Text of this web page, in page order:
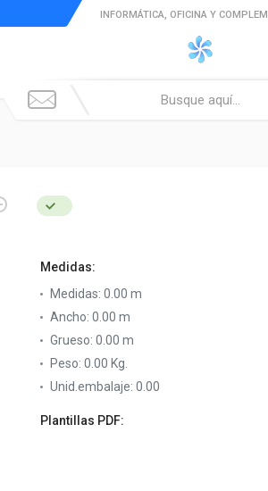
INFORMÁTICA, OFICINA Y
Medidas:
Medidas: 0.00 m
Ancho: 0.00 m
Grueso: 0.00 m
Peso: 0.00 Kg.
Unid.embalaje: 0.00
Plantillas PDF: